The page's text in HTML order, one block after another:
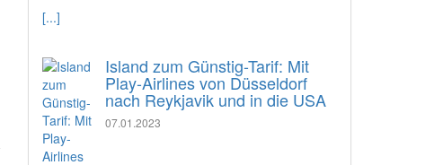
[...]
Island zum Günstig-Tarif: Mit
Play-Airlines von Düsseldorf
nach Reykjavik und in die USA
07.01.2023